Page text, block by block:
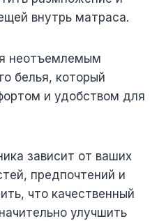
внутрь матраса.
неотъемлемым
белья, который
и удобством для
зависит от ваших
предпочтений и
что качественный
улучшить